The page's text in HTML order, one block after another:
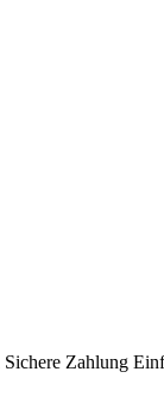
Sichere Zahlung